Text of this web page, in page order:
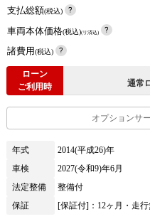
支払総額(税込)
車両本体価格(税込)(リ済込)
諸費用(税込)
ローン
ご利用時
通常
オプションサ
年式 2014(平成26)年
車検
2027(令和9)年6月
法定整備
整備付
保証
[保証付]：12ヶ月・走